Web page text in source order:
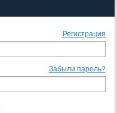
Регистрация
Забыли пароль?